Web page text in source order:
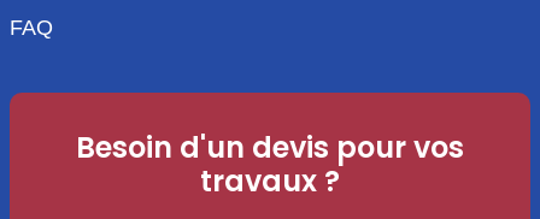
FAQ
Besoin d'un devis pour vos
travaux ?